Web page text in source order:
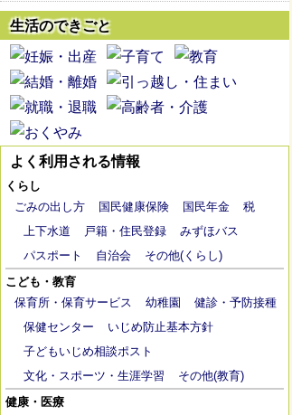
生活のできごと
よく利用される情報
くらし
ごみの出し方
国民健康保険 国民年金
税
上下水道
戸籍・住民登録
みずほバス
パスポート
自治会
その他(くらし)
こども・教育
保育所・保育サービス
幼稚園
健診・予防接種
保健センター
いじめ防止基本方針
子どもいじめ相談ポスト
文化・スポーツ・生涯学習
その他(教育)
健康・医療